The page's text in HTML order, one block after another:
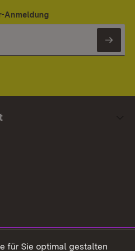
Anmeldung
für Sie optimal gestalten